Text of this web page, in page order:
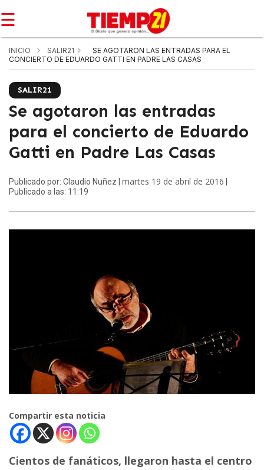
☰
INICIO SALIR21
SE AGOTARON LAS ENTRADAS PARA EL
CONCIERTO DE EDUARDO GATTI EN PADRE LAS CASAS
SALIR21
Se agotaron las entradas
para el concierto de Eduardo
Gatti en Padre Las Casas
Publicado por: Claudio Nuñez | martes 19 de abril de 2016
Publicado a las: 11:19
Compartir esta noticia
Cientos de fanáticos, llegaron hasta el centro